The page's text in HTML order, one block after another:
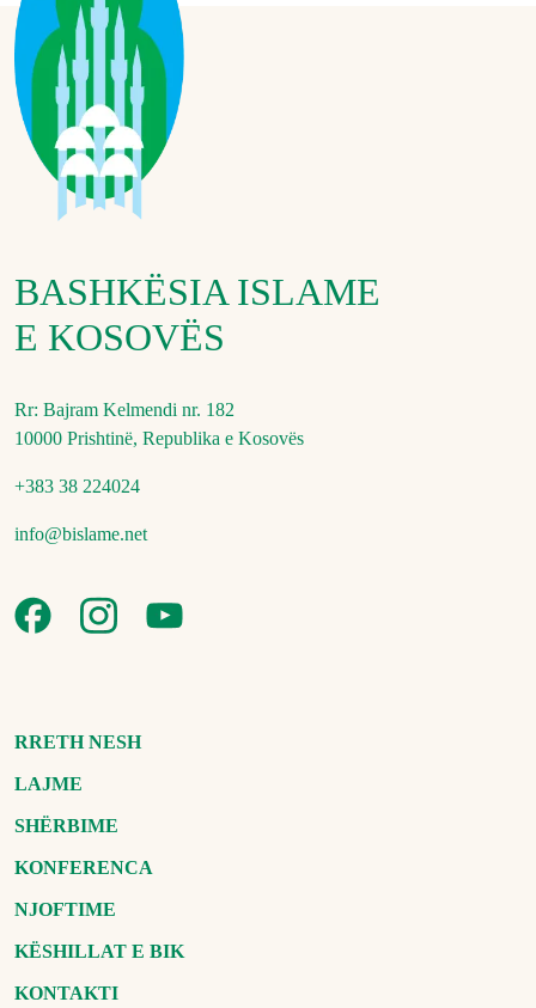
BASHKËSIA ISLAME
E KOSOVËS
Rr: Bajram Kelmendi nr. 182
10000 Prishtinë, Republika e Kosovës
+383 38 224024
info@bislame.net
RRETH NESH
LAJME
SHËRBIME
KONFERENCA
NJOFTIME
KËSHILLAT E BIK
KONTAKTI